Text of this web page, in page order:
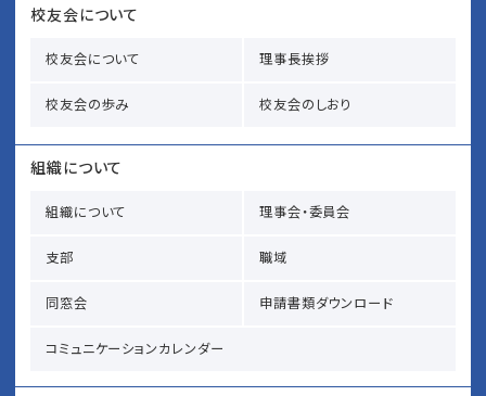
校友会について
校友会について 理事長挨拶
校友会の歩み 校友会のしおり
組織について
組織について 理事会・委員会
支部 職域
同窓会 申請書類ダウンロード
コミュニケーションカレンダー